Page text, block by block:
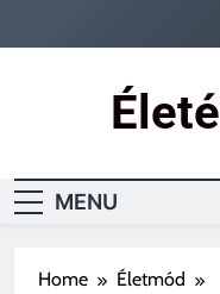
MENU
Home
Életmód